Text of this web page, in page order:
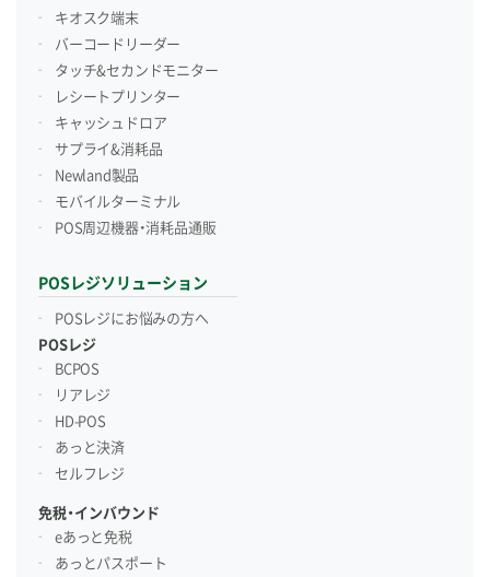
キオスク端末
バーコードリーダー
タッチ&セカンドモニター
レシートプリンター
キャッシュドロア
サプライ&消耗品
Newland製品
モバイルターミナル
POS周辺機器・消耗品通販
POSレジソリューション
POSレジにお悩みの方へ
POSレジ
BCPOS
リアレジ
HD-POS
あっと決済
セルフレジ
免税・インバウンド
eあっと免税
あっとパスポート